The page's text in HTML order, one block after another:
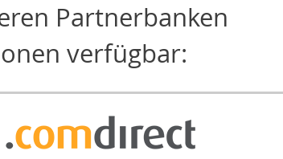
Partnerbanken
verfügbar: